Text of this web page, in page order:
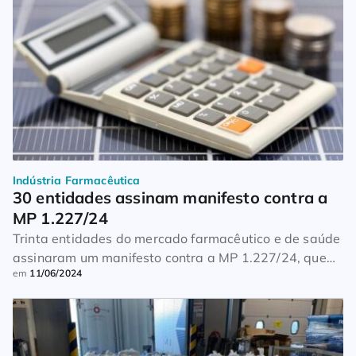
Indústria Farmacêutica
30 entidades assinam manifesto contra a
MP 1.227/24
Trinta entidades do mercado farmacêutico e de saúde
assinaram um manifesto contra a MP 1.227/24, que
altera a forma de compensação de créditos de
PIS/Cofins. A medida visa a compensar a desoneração
da folha de pagamentos de empresas e dos
municípios. No texto, as instituições se dizem
em 11/06/2024